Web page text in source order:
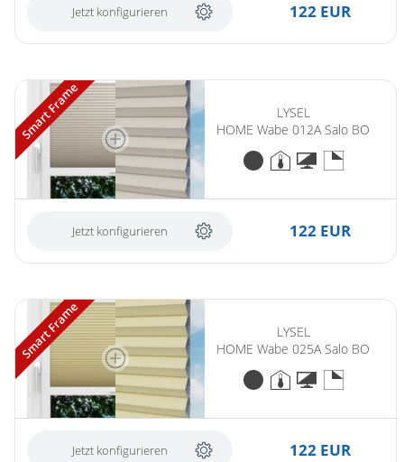
Jetzt konfigurieren 122 EUR
Smart Frame
LYSEL
HOME Wabe 012A Salo BO
Jetzt konfigurieren 122 EUR
Smart Frame
LYSEL
HOME Wabe 025A Salo BO
Jetzt konfigurieren 122 EUR